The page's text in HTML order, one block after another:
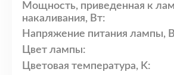
Мощность, приведенная к
накаливания, Вт:
Напряжение питания лампы,
Цвет лампы:
Цветовая температура, K: